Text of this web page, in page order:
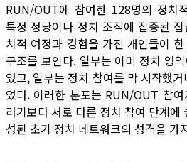
RUN/OUT에 참여한 128명의 정치
특정 정당이나 정치 조직에 집중된
치적 여정과 경험을 가진 개인들이
구조를 보인다. 일부는 이미 정치 영
였고, 일부는 정치 참여를 막 시작했
었다. 이러한 분포는 RUN/OUT 참
라기보다 서로 다른 정치 참여 단계에
성된 초기 정치 네트워크의 성격을 가